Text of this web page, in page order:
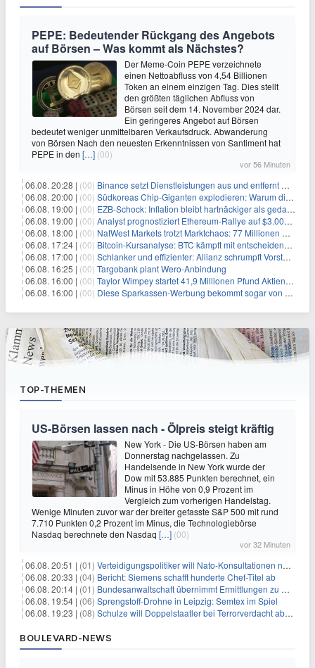
PEPE: Bedeutender Rückgang des Angebots
auf Börsen – Was kommt als Nächstes?
Der Meme-Coin PEPE verzeichnete
einen Nettoabfluss von 4,54 Billionen
Token an einem einzigen Tag. Dies stellt
den größten täglichen Abfluss von
Börsen seit dem 14. November 2024 dar.
Ein geringeres Angebot auf Börsen
bedeutet weniger unmittelbaren Verkaufsdruck. Abwanderung
von Börsen Nach den neuesten Erkenntnissen von Santiment hat
PEPE in den […] (00)
vor 56 Minuten
06.08. 20:28 | (00) Binance setzt Dienstleistungen aus und entfernt mehrere Krypto-Paare: Wer ist betroffen?
06.08. 20:00 | (00) Südkoreas Chip-Giganten explodieren: Warum dieser Rekord-Tag die KI-Branche erschüttert
06.08. 19:00 | (00) EZB-Schock: Inflation bleibt hartnäckiger als gedacht – 2027 wird zum kritischen Test
06.08. 19:00 | (00) Analyst prognostiziert Ethereum-Rallye auf $3.000 nach entscheidendem On-Chain-Ausbruch
06.08. 18:00 | (00) NatWest Markets trotzt Marktchaos: 77 Millionen Pfund Gewinn im ersten Halbjahr
06.08. 17:24 | (00) Bitcoin-Kursanalyse: BTC kämpft mit entscheidender $65K-Hürde, während sich ein Liquidationscluster aufbaut
06.08. 17:00 | (00) Schlanker und effizienter: Allianz schrumpft Vorstand auf 8 Köpfe – das steckt dahinter
06.08. 16:25 | (00) Targobank plant Wero-Anbindung
06.08. 16:00 | (00) Taylor Wimpey startet 41,9 Millionen Pfund Aktienrückkauf – was Anleger wissen müssen
06.08. 16:00 | (00) Diese Sparkassen-Werbung bekommt sogar von der Konkurrenz Lob
TOP-THEMEN
US-Börsen lassen nach - Ölpreis steigt kräftig
New York - Die US-Börsen haben am
Donnerstag nachgelassen. Zu
Handelsende in New York wurde der
Dow mit 53.885 Punkten berechnet, ein
Minus in Höhe von 0,9 Prozent im
Vergleich zum vorherigen Handelstag.
Wenige Minuten zuvor war der breiter gefasste S&P 500 mit rund
7.710 Punkten 0,2 Prozent im Minus, die Technologiebörse
Nasdaq berechnete den Nasdaq […] (00)
vor 32 Minuten
06.08. 20:51 | (01) Verteidigungspolitiker will Nato-Konsultationen nach Drohnenfund
06.08. 20:33 | (04) Bericht: Siemens schafft hunderte Chef-Titel ab
06.08. 20:14 | (01) Bundesanwaltschaft übernimmt Ermittlungen zu Drohnenvorfall
06.08. 19:54 | (06) Sprengstoff-Drohne in Leipzig: Semtex im Spiel
06.08. 19:23 | (08) Schulze will Doppelstaatler bei Terrorverdacht abschieben
BOULEVARD-NEWS